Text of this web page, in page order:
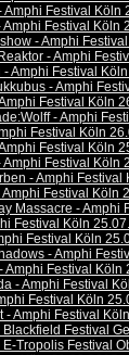
Amphi Festival Köln
Amphi Festival Köln
- Amphi
- Amphi
- Amphi Festival
- Amphi
Festival Köln
- Amphi
Festival Köln
Festival Köln
Amphi Festival Köln
- Amphi Festival
Amphi Festival Köln
Massacre - Amphi
Festival Köln
Festival Köln
- Amphi
Amphi Festival Köln
- Amphi Festival
Festival Köln
- Amphi Festival
Blackfield Festival
E-Tropolis Festival